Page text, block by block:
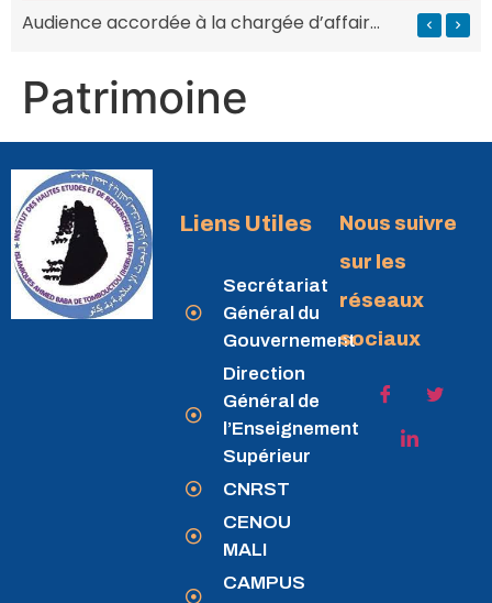
Audience accordée à la chargée d’affaires de l’Afrique du Sud au MESRS du Mali
Patrimoine
Liens Utiles
Secrétariat
Général du
Gouvernement
Direction
Général de
l’Enseignement
Supérieur
CNRST
CENOU
MALI
CAMPUS
Nous suivre
sur les
réseaux
sociaux